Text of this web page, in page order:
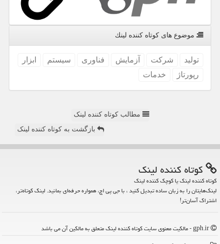
موضوع های كوتاه كننده لینك
تولید شركت آزمایش فناوری سیستم
ابزار
رپورتاژ
خدمات
مطالب کوتاه کننده لینک
بازگشت به کوتاه کننده لینک
كوتاه كننده لینك
کوتاه کننده لینک یا کوچک کننده لینک
لینک‌هایتان را به زبان ساده تبدیل کنید ، با جی پی اچ، همواره حرفه‌ای بمانید. لینک کوتاه‌تر،
اشتراک آسان‌تر!